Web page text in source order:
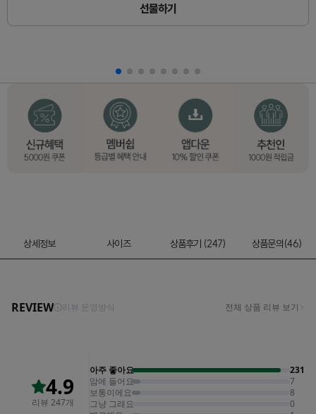
선물하기
상세정보 사이즈 상품후기 (247) 상품문의(46)